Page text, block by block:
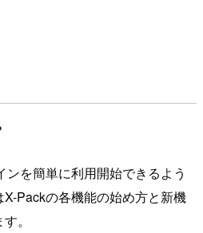
を簡単に利用開始できるよう
Packの各機能の始め方と新機
。